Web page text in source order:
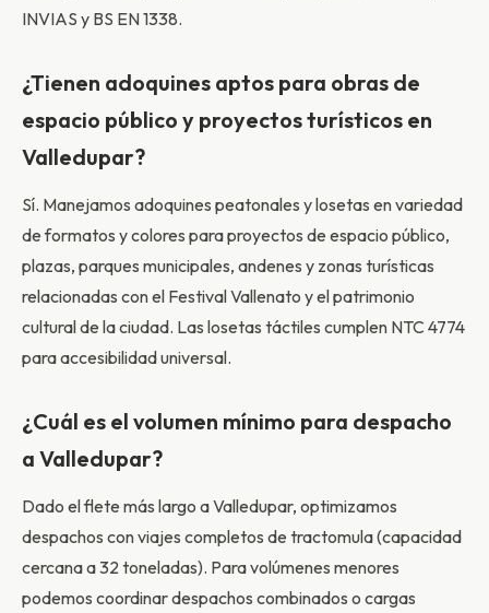
INVIAS y BS EN 1338.
¿Tienen adoquines aptos para obras de
espacio público y proyectos turísticos en
Valledupar?
Sí. Manejamos adoquines peatonales y losetas en variedad
de formatos y colores para proyectos de espacio público,
plazas, parques municipales, andenes y zonas turísticas
relacionadas con el Festival Vallenato y el patrimonio
cultural de la ciudad. Las losetas táctiles cumplen NTC 4774
para accesibilidad universal.
¿Cuál es el volumen mínimo para despacho
a Valledupar?
Dado el flete más largo a Valledupar, optimizamos
despachos con viajes completos de tractomula (capacidad
cercana a 32 toneladas). Para volúmenes menores
podemos coordinar despachos combinados o cargas